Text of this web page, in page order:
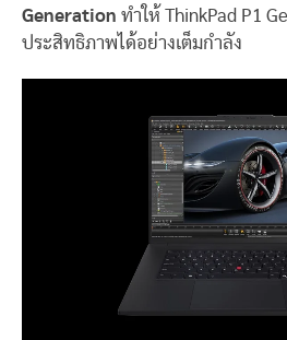
Generation ทำให้ ThinkPad P1
ประสิทธิภาพได้อย่างเต็มกำลัง